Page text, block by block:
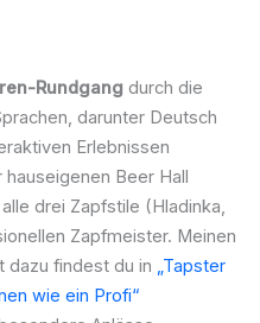
Rundgang durch die
darunter Deutsch
Erlebnissen
hauseigenen Beer Hall
drei Zapfstile (Hladinka,
Zapfmeister. Meinen
dazu findest du in „Tapster
wie ein Profi“